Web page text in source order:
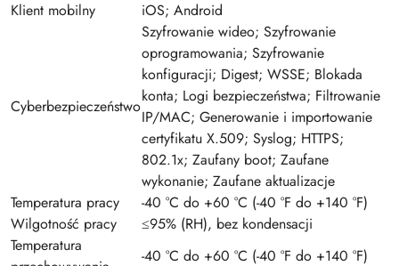
Klient mobilny
iOS; Android
Cyberbezpieczeństwo
Szyfrowanie wideo; Szyfrowanie
oprogramowania; Szyfrowanie
konfiguracji; Digest; WSSE; Blokada
konta; Logi bezpieczeństwa; Filtrowanie
IP/MAC; Generowanie i importowanie
certyfikatu X.509; Syslog; HTTPS;
802.1x; Zaufany boot; Zaufane
wykonanie; Zaufane aktualizacje
Temperatura pracy
-40 °C do +60 °C (-40 °F do +140 °F)
Wilgotność pracy
≤95% (RH), bez kondensacji
Temperatura
-40 °C do +60 °C (-40 °F do +140 °F)